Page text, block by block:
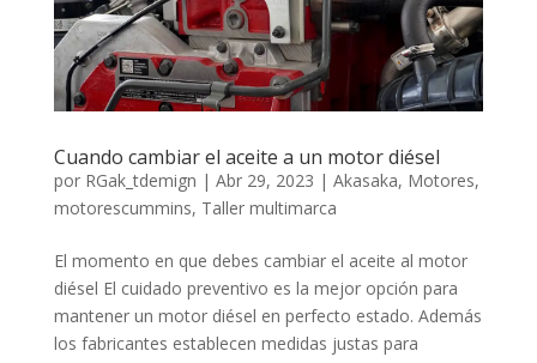
Cuando cambiar el aceite a un motor diésel
por RGak_tdemign | Abr 29, 2023 | Akasaka, Motores,
motorescummins, Taller multimarca
El momento en que debes cambiar el aceite al motor
diésel El cuidado preventivo es la mejor opción para
mantener un motor diésel en perfecto estado. Además
los fabricantes establecen medidas justas para